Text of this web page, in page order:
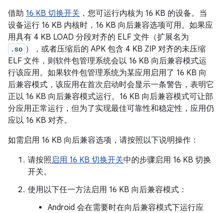
借助 16 KB 切换开关 ，您可运行内核为 16 KB 的设备。当
设备运行 16 KB 内核时，16 KB 向后兼容选项可用。如果应
用具有 4 KB LOAD 分段对齐的 ELF 文件（扩展名为
.so ），或者压缩后的 APK 包含 4 KB ZIP 对齐的未压缩
ELF 文件，则软件包管理系统会以 16 KB 向后兼容模式运
行该应用。如果软件包管理系统为某应用启用了 16 KB 向
后兼容模式，该应用在首次启动时会显示一条警告，表明它
正以 16 KB 向后兼容模式运行。16 KB 向后兼容模式可让部
分应用正常运行，但为了实现最佳可靠性和稳定性，应用仍
应以 16 KB 对齐。
如需启用 16 KB 向后兼容选项，请按照以下说明操作：
请按照启用 16 KB 切换开关中的步骤启用 16 KB 切换
开关。
使用以下任一方法启用 16 KB 向后兼容模式：
Android 会在需要时在向后兼容模式下运行应